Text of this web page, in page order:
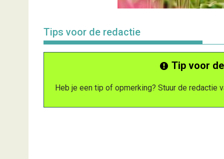
Tips voor de redactie
Tip voor
Heb je een tip of opmerking? Stuur de redactie